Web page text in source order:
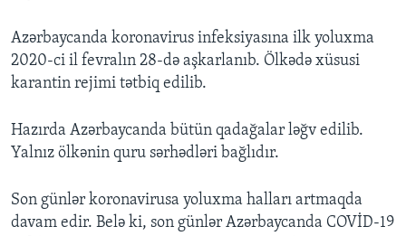
Azərbaycanda koronavirus infeksiyasına ilk yoluxma
2020-ci il fevralın 28-də aşkarlanıb. Ölkədə xüsusi
karantin rejimi tətbiq edilib.
Hazırda Azərbaycanda bütün qadağalar ləğv edilib.
Yalnız ölkənin quru sərhədləri bağlıdır.
Son günlər koronavirusa yoluxma halları artmaqda
davam edir. Belə ki, son günlər Azərbaycanda COVİD-19